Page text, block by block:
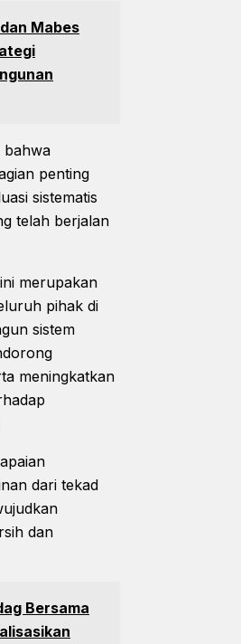
Mabes
bahwa
penting
sistematis
telah berjalan
merupakan
pihak di
sistem
meningkatkan
dari tekad
dan
Bersama